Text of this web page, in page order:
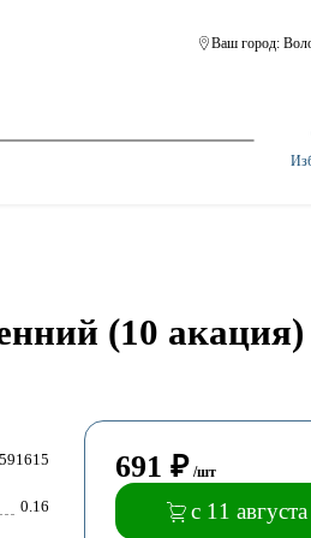
Ваш город:
(10 акация)
0.16
691 ₽ /шт
с 11 августа